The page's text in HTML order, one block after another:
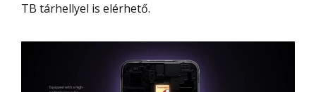
TB tárhellyel is elérhető.